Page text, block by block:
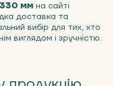
мм на сайті
доставка та
вибір для тих, хто
виглядом і зручністю.